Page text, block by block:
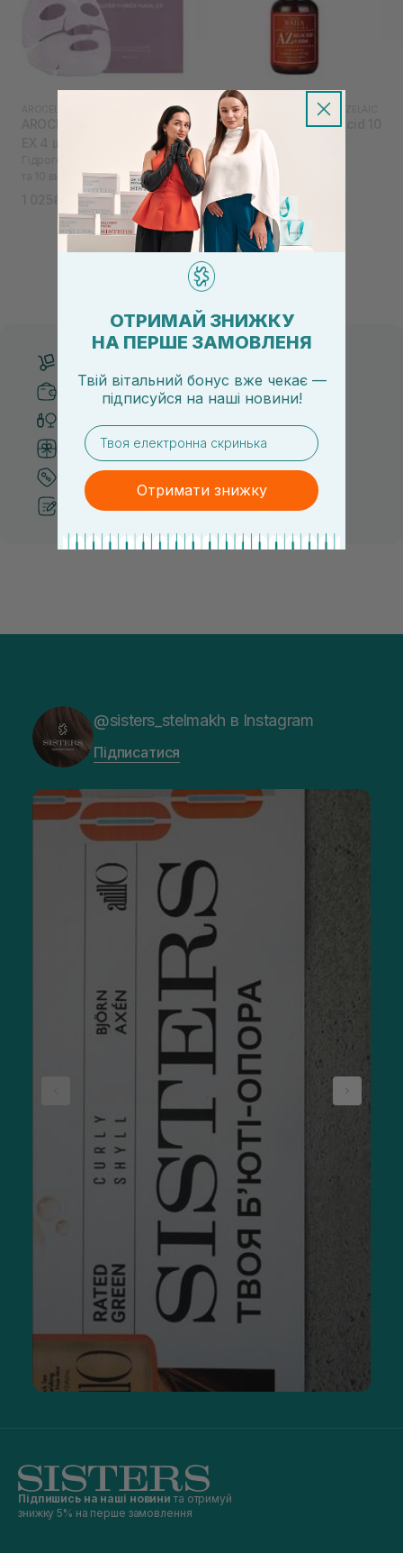
AROCELL SUPER COLLAGEN
AROCELL Super Power Mask
Гідрогелева маска з колагеном
та 10 видами гіалуронової
1 250₴
COS DE BAHA COS DE BAHA AZELAIC
COS DE BAHA Azelaic Acid 10
Serum 30 мл
Сироватка з азелаїновою
кислотою
403₴575₴
Безпечні способи оплати
Система бонусів та лояльності
Кращі ціни та топ товари
Рекомендації від косметологів
@sisters_stelmakh в Instagram
Підписатися
Підпишись на наші новини та отримуй
знижку 5% на перше замовлення
ОТРИМАЙ ЗНИЖКУ
НА ПЕРШЕ ЗАМОВЛЕНЯ
Твій вітальний бонус вже чекає —
підписуйся на наші новини!
email
Отримати знижку